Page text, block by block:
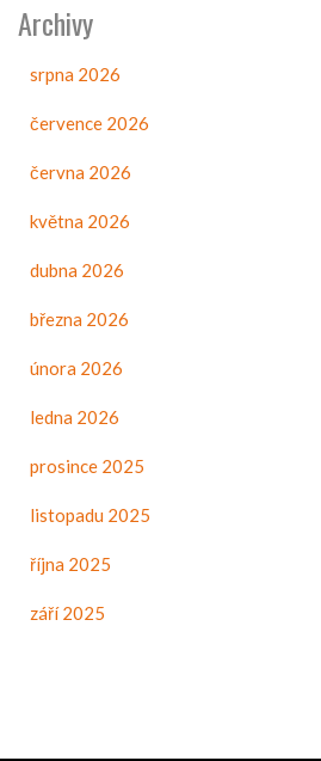
Archivy
srpna 2026
července 2026
června 2026
května 2026
dubna 2026
března 2026
února 2026
ledna 2026
prosince 2025
listopadu 2025
října 2025
září 2025